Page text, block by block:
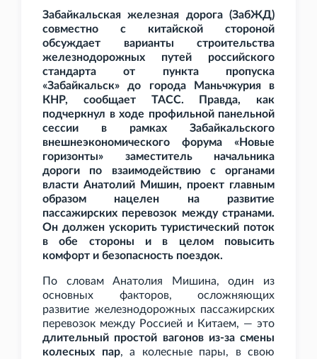
Забайкальская железная дорога (ЗабЖД)
совместно с китайской стороной
обсуждает варианты строительства
железнодорожных путей российского
стандарта от пункта пропуска
«Забайкальск» до города Маньчжурия в
КНР, сообщает ТАСС. Правда, как
подчеркнул в ходе профильной панельной
сессии в рамках Забайкальского
внешнеэкономического форума «Новые
горизонты» заместитель начальника
дороги по взаимодействию с органами
власти Анатолий Мишин, проект главным
образом нацелен на развитие
пассажирских перевозок между странами.
Он должен ускорить туристический поток
в обе стороны и в целом повысить
комфорт и безопасность поездок.
По словам Анатолия Мишина, один из
основных факторов, осложняющих
развитие железнодорожных пассажирских
перевозок между Россией и Китаем, — это
длительный простой вагонов из-за смены
колесных пар, а колесные пары, в свою